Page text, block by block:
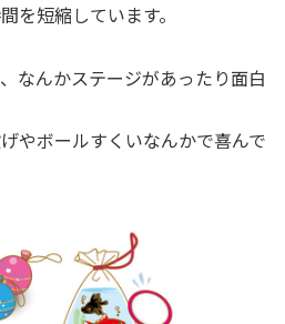
を短縮しています。
なんかステージがあったり面白
やボールすくいなんかで喜んで